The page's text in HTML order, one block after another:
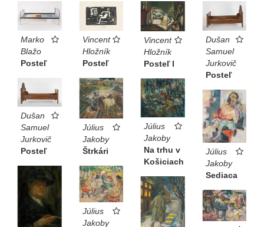
Marko
Blažo
Posteľ
Vincent
Hložník
Posteľ
Vincent
Hložník
Posteľ I
Dušan
Samuel
Jurkovič
Posteľ
Dušan
Samuel
Jurkovič
Posteľ
Július
Jakoby
Štrkári
Július
Jakoby
Na trhu v
Košiciach
Július
Jakoby
Sediaca
Július
Jakoby